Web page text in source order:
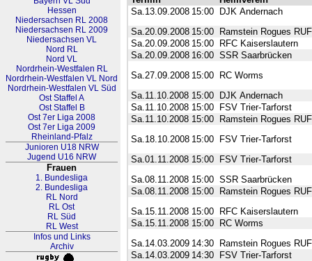
Hessen
Niedersachsen RL 2008
Niedersachsen RL 2009
Niedersachsen VL
Nord RL
Nord VL
Nordrhein-Westfalen RL
Nordrhein-Westfalen VL Nord
Nordrhein-Westfalen VL Süd
Ost Staffel A
Ost Staffel B
Ost 7er Liga 2008
Ost 7er Liga 2009
Rheinland-Pfalz
Junioren U18 NRW
Jugend U16 NRW
Frauen
1. Bundesliga
2. Bundesliga
RL Nord
RL Ost
RL Süd
RL West
Infos und Links
Archiv
Sa.13.09.2008 15:00
DJK Andernach
Sa.20.09.2008 15:00
Ramstein Rogues
Sa.20.09.2008 15:00
RFC Kaiserslautern
Sa.20.09.2008 16:00 SSR Saarbrücken
Sa.27.09.2008 15:00
RC Worms
Sa.11.10.2008 15:00
DJK Andernach
Sa.11.10.2008 15:00
FSV Trier-Tarforst
Sa.11.10.2008 15:00
Ramstein Rogues
Sa.18.10.2008 15:00
FSV Trier-Tarforst
Sa.01.11.2008 15:00
FSV Trier-Tarforst
Sa.08.11.2008 15:00 SSR Saarbrücken
Sa.08.11.2008 15:00
Ramstein Rogues
Sa.15.11.2008 15:00
RFC Kaiserslautern
Sa.15.11.2008 15:00
RC Worms
Sa.14.03.2009 14:30
Ramstein Rogues
Sa.14.03.2009 14:30
FSV Trier-Tarforst